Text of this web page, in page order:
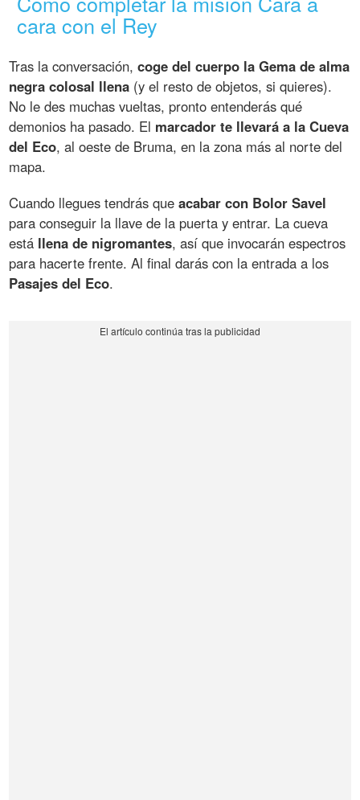
cara con el Rey
Tras la conversación,coge del cuerpo la Gema de alma
negra colosal llena (y el resto de objetos, si quieres).
No le des muchas vueltas, pronto entenderás qué
demonios ha pasado. El marcador te llevará a la Cueva
del Eco, al oeste de Bruma, en la zona más al norte del
mapa.
Cuando llegues tendrás queacabar con Bolor Savel
para conseguir la llave de la puerta y entrar. La cueva
está llena de nigromantes, así que invocarán espectros
para hacerte frente. Al final darás con la entrada a los
Pasajes del Eco.